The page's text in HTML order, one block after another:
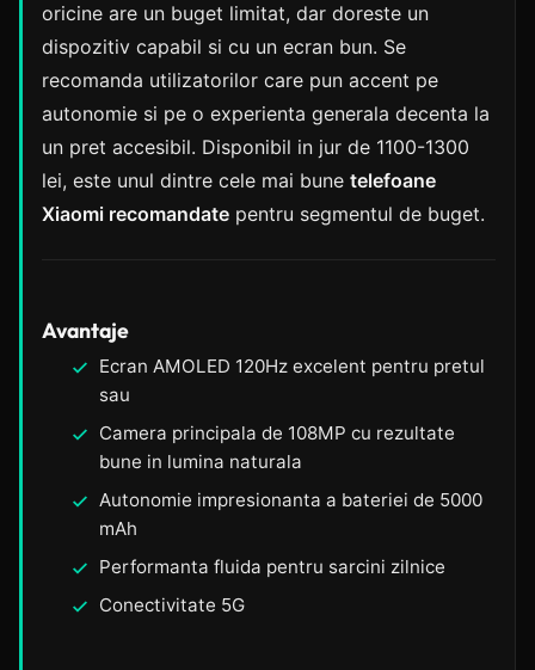
oricine are un buget limitat, dar doreste un
dispozitiv capabil si cu un ecran bun. Se
recomanda utilizatorilor care pun accent pe
autonomie si pe o experienta generala decenta la
un pret accesibil. Disponibil in jur de 1100-1300
lei, este unul dintre cele mai bune telefoane
Xiaomi recomandate pentru segmentul de buget.
Avantaje
Ecran AMOLED 120Hz excelent pentru pretul
sau
Camera principala de 108MP cu rezultate
bune in lumina naturala
Autonomie impresionanta a bateriei de 5000
mAh
Performanta fluida pentru sarcini zilnice
Conectivitate 5G